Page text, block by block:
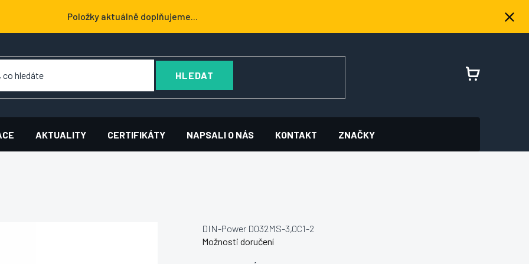
Položky aktuálně doplňujeme...
HLEDAT
NÁKUPNÍ
AKTUALITY CERTIFIKÁTY NAPSALI O NÁS KONTAKT ZNAČKY
Možnosti doručení
DIN-Power D032MS-3,0C1-2